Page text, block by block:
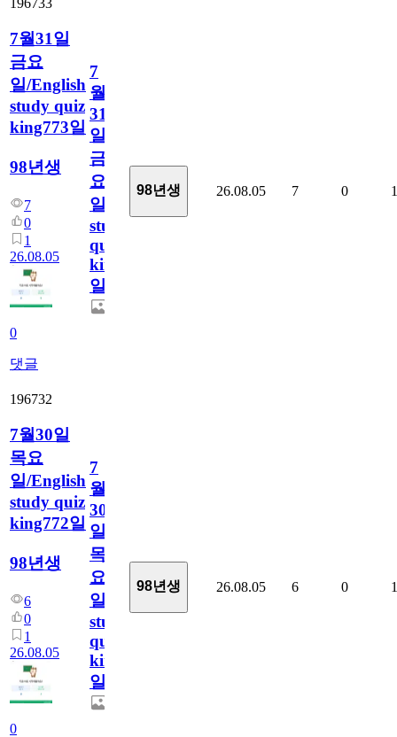
7월31일
금요
일/English
study quiz
king773일
98년생
7
0
1
26.08.05
0
댓글
7
월
31
일
금
요
일/English
study
quiz
king773
일
98년생 26.08.05 7 0 1
196732
7월30일
목요
일/English
study quiz
king772일
98년생
6
0
1
26.08.05
0
7
월
30
일
목
요
일/English
study
quiz
king772
일
98년생 26.08.05 6 0 1